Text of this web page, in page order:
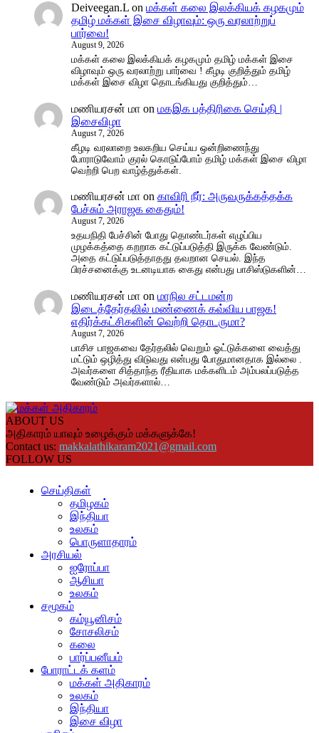
Deiveegan.L on மக்கள் கலை இலக்கியக் கழகமும்
தமிழ் மக்கள் இசை விழாவும்: ஒரு வரலாற்றுப்
பார்வை!
August 9, 2026
மக்கள் கலை இலக்கியக் கழகமும் தமிழ் மக்கள் இசை
விழாவும் ஒரு வரலாற்று பார்வை ! கீழடி குறித்தும் தமிழ்
மக்கள் இசை விழா தொடங்கியது குறித்தும்…
மணியரசன் மா on மகஇக பத்திரிகை செய்தி |
இசைவிழா
August 7, 2026
கீழடி வரலாறை உலகறிய செய்ய ஒன்றிணைந்து
போராடுவோம் குரல் கொடுப்போம் தமிழ் மக்கள் இசை விழா
வெற்றி பெற வாழ்த்துக்கள்.
மணியரசன் மா on காவிரி நீர்: அருவருக்கத்தக்க
பேச்சும் அராஜக கைதும்!
August 7, 2026
உதயநிதி பேச்சின் போது தொண்டர்கள் எழுப்பிய
முழக்கத்தை கறறாக கட்டுப்படுத்தி இருக்க வேண்டும்.
அதை கட்டுப்படுத்தாதது தவறான செயல். இந்த
பிரச்சனைக்கு உடனடியாக கைது என்பது பாசிஸ்டுகளின்…
மணியரசன் மா on மாநில சட்டமன்ற
இடைத்தேர்தலில் மண்ணைக் கவ்விய பாஜக!
எதிர்க்கட்சிகளின் வெற்றி தொடருமா?
August 7, 2026
பாசிச பாஜகவை தேர்தலில் வெறும் ஓட்டுக்களை வைத்து
மட்டும் ஒழித்து விடுவது என்பது போதுமானதாக இல்லை .
அவர்களை சித்தாந்த ரீதியாக மக்களிடம் அம்பலப்படுத்த
வேண்டும் அவர்களால்…
ABOUT US
அதிகாரம் யாவும் உழைக்கும் மக்களுக்கே!
Contact us: makkalathikaram2021@gmail.com
FOLLOW US
செய்திகள்
தமிழகம்
இந்தியா
உலகம்
பொருளாதாரம்
அரசியல்
ஐரோப்பா
ஆசியா
உலகம்
சமூகம்
கம்யூனிசம்
சோசலிசம்
கலை
பார்ப்பனீயம்
போராட்டக் களம்
மக்கள் அதிகாரம்
உலகம்
இந்தியா
இசை விழா